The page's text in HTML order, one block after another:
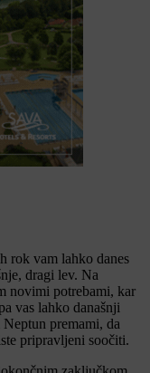
rok vam lahko danes
dragi lev. Na
novimi potrebami, kar
vas lahko današnji
premami, da
pripravljeni soočiti.